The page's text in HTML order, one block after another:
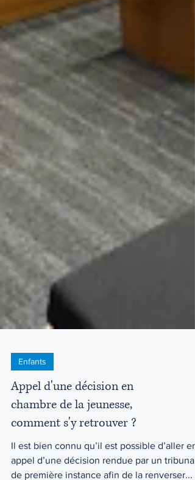
Enfants
Appel d'une décision en
chambre de la jeunesse,
comment s'y retrouver ?
Il est bien connu qu’il est possible d’aller en